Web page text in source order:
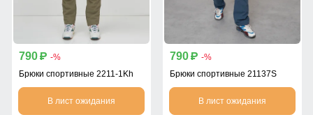
790 p -%
Брюки спортивные 2211-1Kh
В лист ожидания
790 p -%
Брюки спортивные 21137S
В лист ожидания